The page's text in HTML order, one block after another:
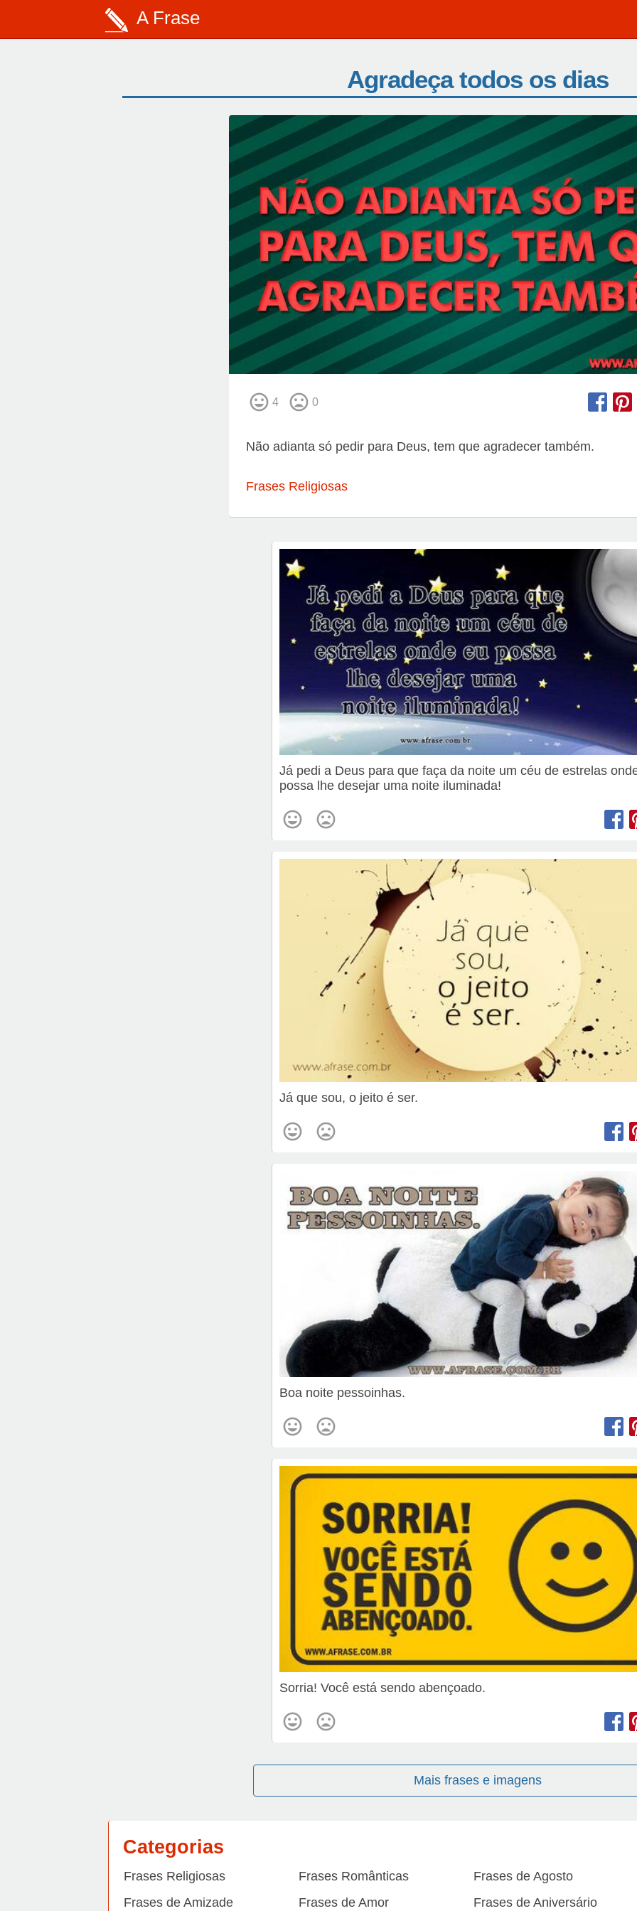
A Frase
Agradeça todos os dias
4 0
Não adianta só pedir para Deus, tem que agradecer também.
Frases Religiosas
Já pedi a Deus para que faça da noite um céu de estrelas
possa lhe desejar uma noite iluminada!
Já que sou, o jeito é ser.
Boa noite pessoinhas.
Sorria! Você está sendo abençoado.
Mais frases e imagens
Categorias
Frases Religiosas Frases Românticas
Frases de Agosto
Frases de Amizade
Frases de Amor Frases de Aniversário